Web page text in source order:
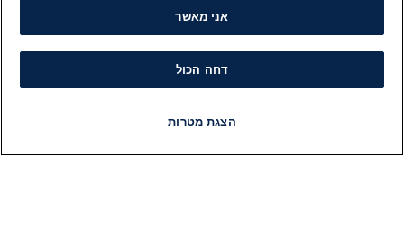
אני מאשר
דחה הכול
הצגת מטרות